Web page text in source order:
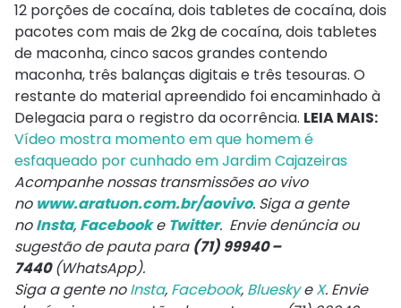
12 porções de cocaína, dois tabletes de cocaína, dois
pacotes com mais de 2kg de cocaína, dois tabletes
de maconha, cinco sacos grandes contendo
maconha, três balanças digitais e três tesouras. O
restante do material apreendido foi encaminhado à
Delegacia para o registro da ocorrência. LEIA MAIS:
Vídeo mostra momento em que homem é
esfaqueado por cunhado em Jardim Cajazeiras
Acompanhe nossas transmissões ao vivo
no www.aratuon.com.br/aovivo. Siga a gente
noInsta, Facebooke Twitter. Envie denúncia ou
sugestão de pauta para (71) 99940 –
7440(WhatsApp).
Siga a gente noInsta, Facebook, BlueskyeX. Envie